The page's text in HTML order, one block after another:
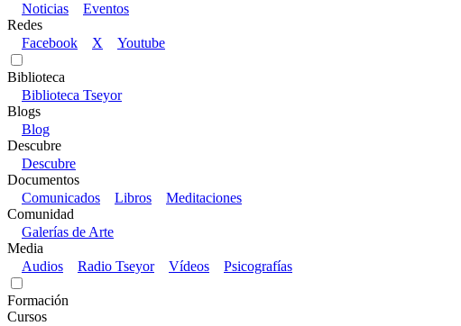
Noticias
Eventos
Redes
Facebook
X Youtube
Biblioteca
Biblioteca Tseyor
Blogs
Blog
Descubre
Descubre
Documentos
Comunicados
Libros
Meditaciones
Comunidad
Galerías de Arte
Media
Audios
Radio Tseyor Vídeos Psicografías
Formación
Cursos